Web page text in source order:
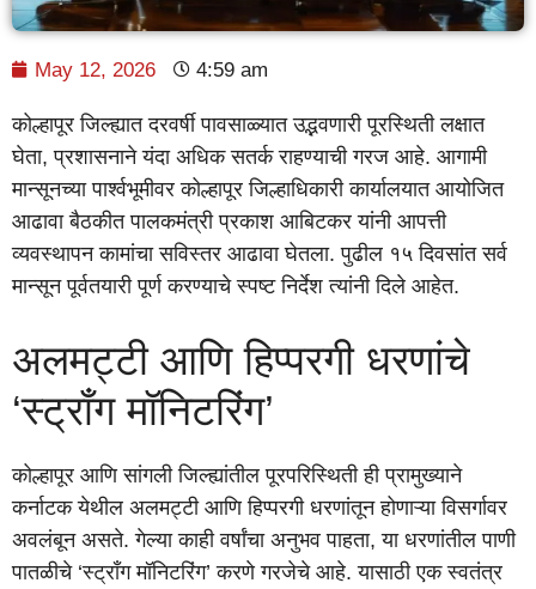
May 12, 2026 4:59 am
कोल्हापूर जिल्ह्यात दरवर्षी पावसाळ्यात उद्भवणारी पूरस्थिती लक्षात
घेता, प्रशासनाने यंदा अधिक सतर्क राहण्याची गरज आहे. आगामी
मान्सूनच्या पार्श्वभूमीवर कोल्हापूर जिल्हाधिकारी कार्यालयात आयोजित
आढावा बैठकीत पालकमंत्री प्रकाश आबिटकर यांनी आपत्ती
व्यवस्थापन कामांचा सविस्तर आढावा घेतला. पुढील १५ दिवसांत सर्व
मान्सून पूर्वतयारी पूर्ण करण्याचे स्पष्ट निर्देश त्यांनी दिले आहेत.
अलमट्टी आणि हिप्परगी धरणांचे
‘स्ट्रॉंग मॉनिटरिंग’
कोल्हापूर आणि सांगली जिल्ह्यांतील पूरपरिस्थिती ही प्रामुख्याने
कर्नाटक येथील अलमट्टी आणि हिप्परगी धरणांतून होणाऱ्या विसर्गावर
अवलंबून असते. गेल्या काही वर्षांचा अनुभव पाहता, या धरणांतील पाणी
पातळीचे ‘स्ट्रॉंग मॉनिटरिंग’ करणे गरजेचे आहे. यासाठी एक स्वतंत्र